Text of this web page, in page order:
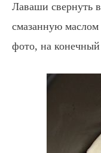
Лаваши свернуть
смазанную маслом
фото, на конечный